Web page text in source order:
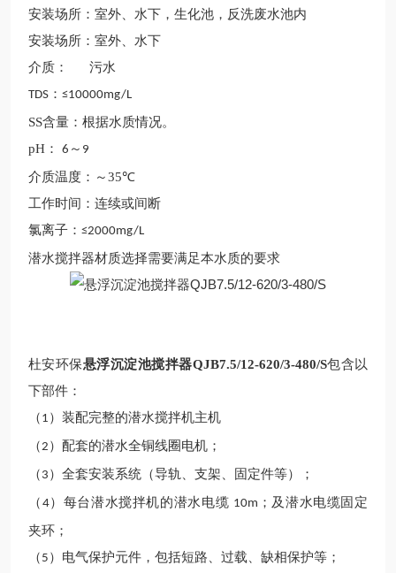
安装场所：室外、水下，生化池，反洗废水池内
安装场所：室外、水下
介质：
污水
TDS ： ≤10000mg/L
SS含量：根据水质情况。
pH ： 6 ～ 9
介质温度：～35℃
工作时间：连续或间断
氯离子： ≤2000mg/L
潜水搅拌器材质选择需要满足本水质的要求
杜安环保悬浮沉淀池搅拌器QJB7.5/12-620/3-480/S包含以
下部件：
（ 1 ）装配完整的潜水搅拌机主机
（2 ）配套的潜水全铜线圈电机；
（ 3 ）全套安装系统（导轨、支架、固定件等）；
（ 4）每台潜水搅拌机的潜水电缆 10m ；及潜水电缆固定
夹环；
（ 5 ）电气保护元件，包括短路、过载、缺相保护等；